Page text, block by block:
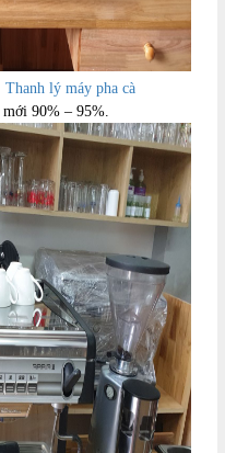
Thanh lý máy pha cà
mới 90% – 95%.